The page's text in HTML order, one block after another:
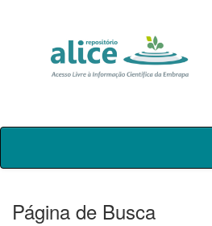
Skip
Página de Busca